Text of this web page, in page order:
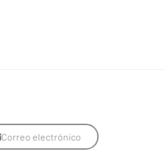
Correo electrónico